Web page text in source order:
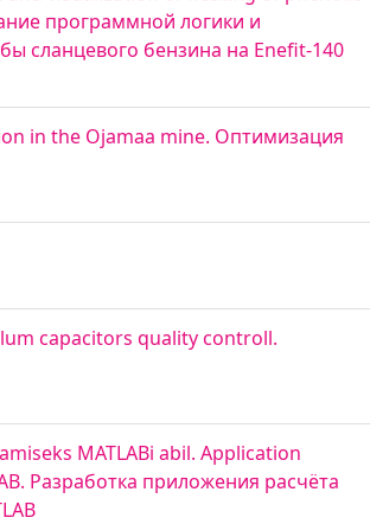
программной логики и
сланцевого бензина на Enefit-140
in the Ojamaa mine. Оптимизация
capacitors quality controll.
MATLABi abil. Application
Разработка приложения расчёта